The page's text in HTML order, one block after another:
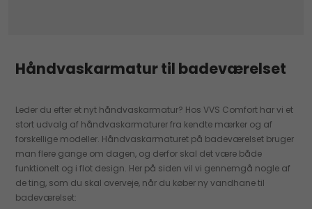
Håndvaskarmatur til badeværelset
Leder du efter et nyt håndvaskarmatur? Hos VVS Comfort har vi et
stort udvalg af håndvaskarmaturer fra kendte mærker og af
forskellige modeller. Håndvaskarmaturet på badeværelset bruger
man flere gange om dagen, og derfor skal det være både
funktionelt og i flot design. Her på siden vil vi gennemgå nogle af
de ting, som du skal overveje, når du køber ny vandhane til
badeværelset: